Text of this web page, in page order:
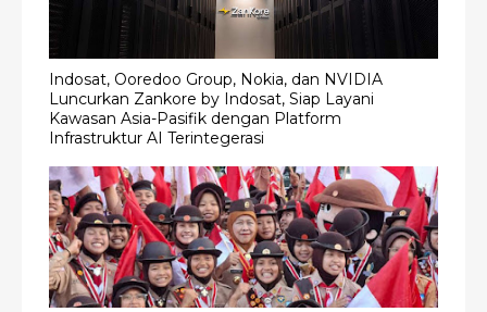
Indosat, Ooredoo Group, Nokia, dan NVIDIA
Luncurkan Zankore by Indosat, Siap Layani
Kawasan Asia-Pasifik dengan Platform
Infrastruktur AI Terintegerasi